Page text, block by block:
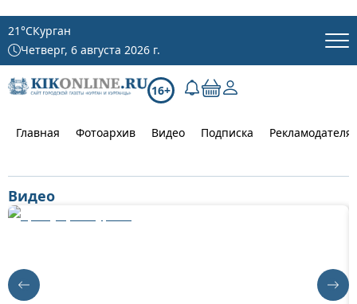
21°CКурган
Четверг, 6 августа 2026 г.
16+
Главная Фотоархив Видео Подписка
Видео